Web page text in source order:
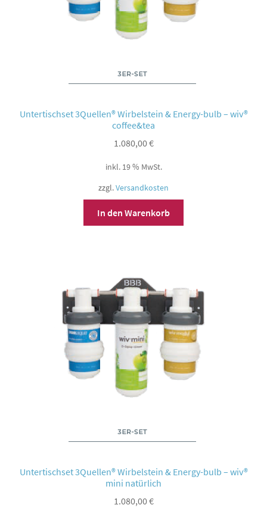
Untertischset 3Quellen® Wirbelstein & Energy-bulb – wiv®
coffee&tea
1.080,00€
inkl. 19 % MwSt.
zzgl.Versandkosten
In den Warenkorb
Untertischset 3Quellen® Wirbelstein & Energy-bulb – wiv®
mini natürlich
1.080,00€